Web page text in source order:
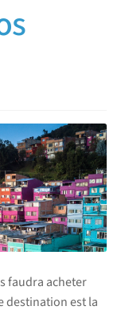
faudra acheter
destination est la